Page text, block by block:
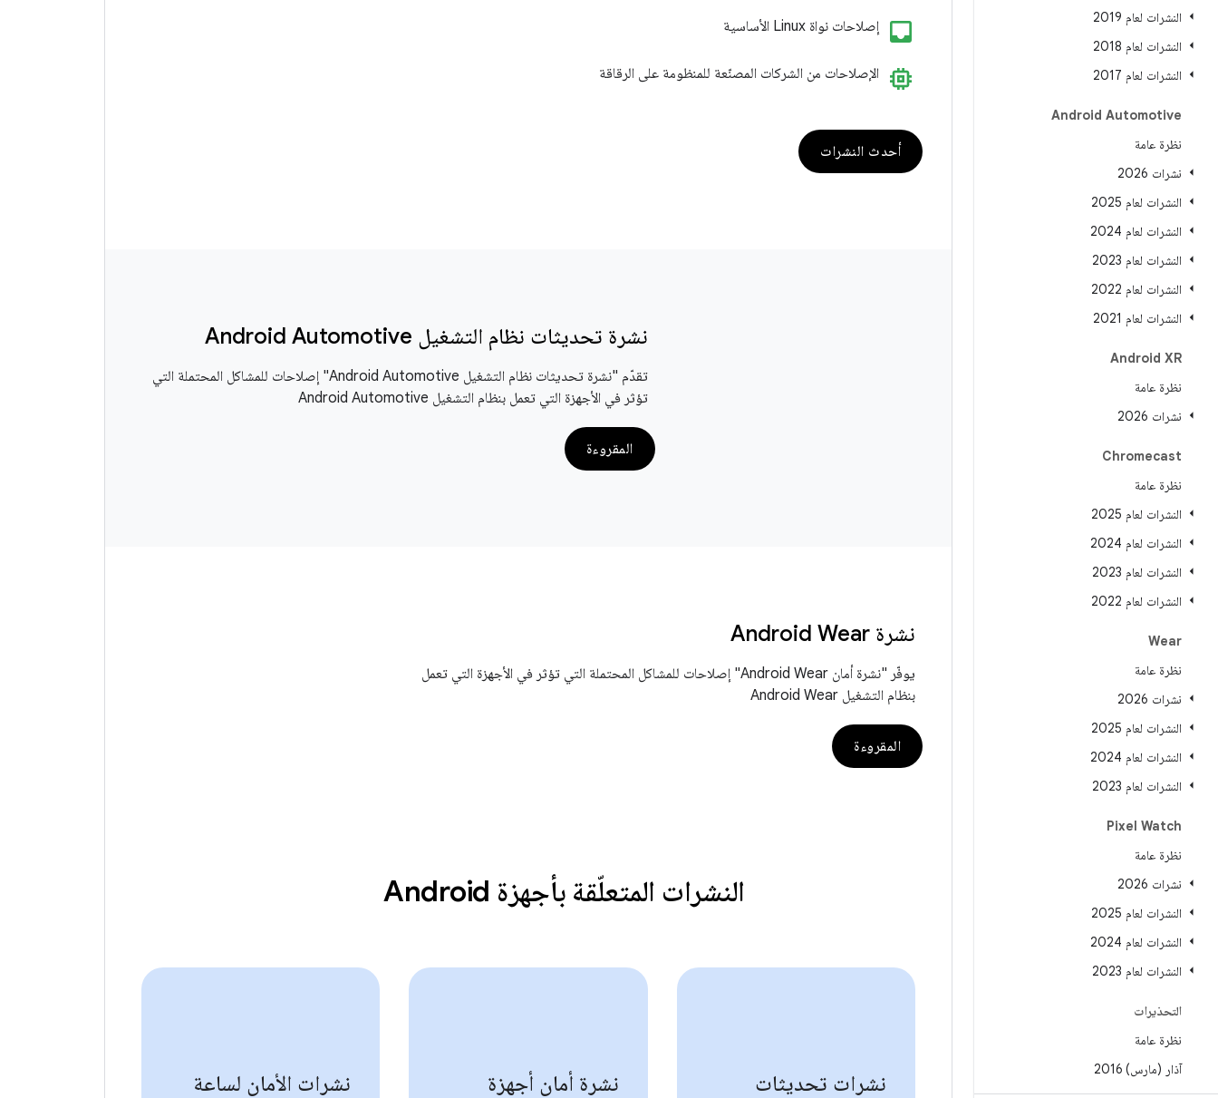
النشرات لعام 2019
النشرات لعام 2018
النشرات لعام 2017
Android Automotive
نظرة عامة
نشرات 2026
النشرات لعام 2025
النشرات لعام 2024
النشرات لعام 2023
النشرات لعام 2022
النشرات لعام 2021
Android XR
نظرة عامة
نشرات 2026
Chromecast
نظرة عامة
النشرات لعام 2025
النشرات لعام 2024
النشرات لعام 2023
النشرات لعام 2022
Wear
نظرة عامة
نشرات 2026
النشرات لعام 2025
النشرات لعام 2024
النشرات لعام 2023
Pixel Watch
نظرة عامة
نشرات 2026
النشرات لعام 2025
النشرات لعام 2024
النشرات لعام 2023
التحذيرات
نظرة عامة
آذار (مارس) 2016
inbox_customize إصلاحات نواة Linux الأساسية
memory الإصلاحات من الشركات المصنّعة للمنظومة على الرقاقة
أحدث النشرات
نشرة تحديثات نظام التشغيل Android Automotive
تقدّم "نشرة تحديثات نظام التشغيل Android Automotive" إصلاحات للمشاكل المحتملة التي
تؤثر في الأجهزة التي تعمل بنظام التشغيل Android Automotive
المقروءة
نشرة Android Wear
يوفّر "نشرة أمان Android Wear" إصلاحات للمشاكل المحتملة التي تؤثر في الأجهزة التي تعمل
بنظام التشغيل Android Wear
المقروءة
النشرات المتعلّقة بأجهزة Android
نشرات تحديثات
نشرة أمان أجهزة
نشرات الأمان لساعة